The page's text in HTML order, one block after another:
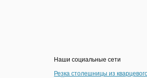
Наши социальные сети
Резка столешницы из